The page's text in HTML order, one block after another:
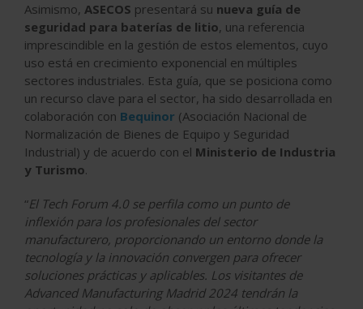
Asimismo, ASECOS presentará su nueva guía de
seguridad para baterías de litio, una referencia
imprescindible en la gestión de estos elementos, cuyo
uso está en crecimiento exponencial en múltiples
sectores industriales. Esta guía, que se posiciona como
un recurso clave para el sector, ha sido desarrollada en
colaboración con Bequinor (Asociación Nacional de
Normalización de Bienes de Equipo y Seguridad
Industrial) y de acuerdo con el Ministerio de Industria
y Turismo.
“El Tech Forum 4.0 se perfila como un punto de
inflexión para los profesionales del sector
manufacturero, proporcionando un entorno donde la
tecnología y la innovación convergen para ofrecer
soluciones prácticas y aplicables. Los visitantes de
Advanced Manufacturing Madrid 2024 tendrán la